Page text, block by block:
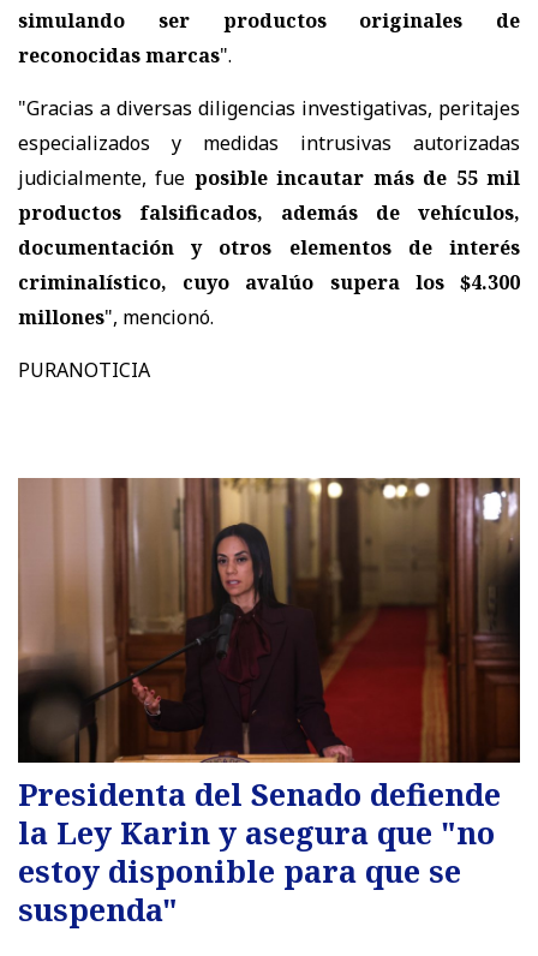
simulando ser productos originales de
reconocidas marcas".
"Gracias a diversas diligencias investigativas, peritajes
especializados y medidas intrusivas autorizadas
judicialmente, fue posible incautar más de 55 mil
productos falsificados, además de vehículos,
documentación y otros elementos de interés
criminalístico, cuyo avalúo supera los $4.300
millones", mencionó.
PURANOTICIA
Presidenta del Senado defiende
la Ley Karin y asegura que "no
estoy disponible para que se
suspenda"